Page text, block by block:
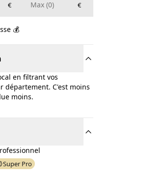
€ €
💰
en filtrant vos
département. C'est moins
moins.
Super Pro